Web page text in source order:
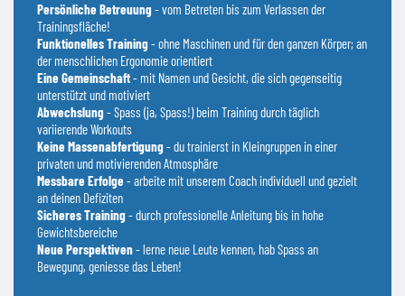
Persönliche Betreuung- vom Betreten bis zum Verlassen der
Trainingsfläche!
Funktionelles Training- ohne Maschinen und für den ganzen Körper; an
der menschlichen Ergonomie orientiert
Eine Gemeinschaft- mit Namen und Gesicht, die sich gegenseitig
unterstützt und motiviert
Abwechslung- Spass (ja, Spass!) beim Training durch täglich
variierende Workouts
Keine Massenabfertigung- du trainierst in Kleingruppen in einer
privaten und motivierenden Atmosphäre
Messbare Erfolge- arbeite mit unserem Coach individuell und gezielt
an deinen Defiziten
Sicheres Training- durch professionelle Anleitung bis in hohe
Gewichtsbereiche
Neue Perspektiven- lerne neue Leute kennen, hab Spass an
Bewegung, geniesse das Leben!